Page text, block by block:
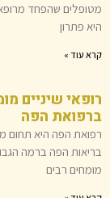
מטופלים שהפחד
היא פתרון
קרא עוד »
רופאי שיניים
ברפואת הפה
רפואת הפה היא תחום
בריאות הפה ברמה
מומחים רבים